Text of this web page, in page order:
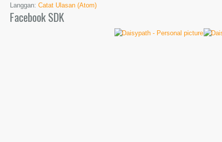
Langgan: Catat Ulasan (Atom)
Facebook SDK